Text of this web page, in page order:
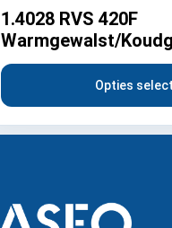
1.4028 RVS 420F
Warmgewalst/
Opties